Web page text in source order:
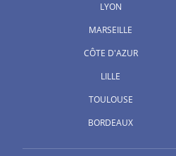
LYON
MARSEILLE
CÔTE D'AZUR
LILLE
TOULOUSE
BORDEAUX